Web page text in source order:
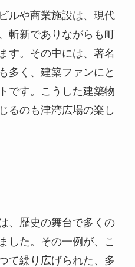
ルや商業施設は、現代
斬新でありながらも町
す。その中には、著名
多く、建築ファンにと
です。こうした建築物
るのも津湾広場の楽し
、歴史の舞台で多くの
した。その一例が、こ
て繰り広げられた、多